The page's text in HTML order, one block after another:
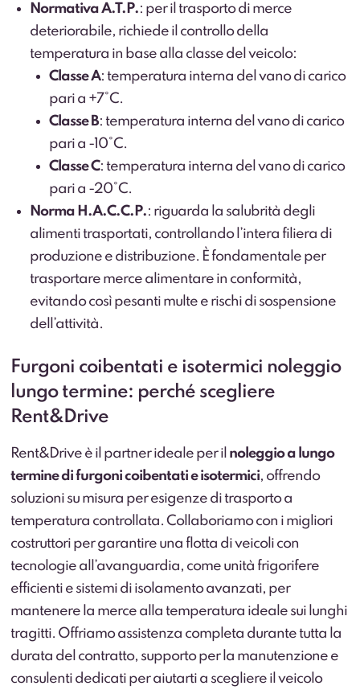
Normativa A.T.P.: per il trasporto di merce
deteriorabile, richiede il controllo della
temperatura in base alla classe del veicolo:
Classe A: temperatura interna del vano di carico
pari a +7°C.
Classe B: temperatura interna del vano di carico
pari a -10°C.
Classe C: temperatura interna del vano di carico
pari a -20°C.
Norma H.A.C.C.P.: riguarda la salubrità degli
alimenti trasportati, controllando l’intera filiera di
produzione e distribuzione. È fondamentale per
trasportare merce alimentare in conformità,
evitando così pesanti multe e rischi di sospensione
dell’attività.
Furgoni coibentati e isotermici noleggio
lungo termine: perché scegliere
Rent&Drive
Rent&Drive è il partner ideale per il noleggio a lungo
termine di furgoni coibentati e isotermici, offrendo
soluzioni su misura per esigenze di trasporto a
temperatura controllata. Collaboriamo con i migliori
costruttori per garantire una flotta di veicoli con
tecnologie all’avanguardia, come unità frigorifere
efficienti e sistemi di isolamento avanzati, per
mantenere la merce alla temperatura ideale sui lunghi
tragitti. Offriamo assistenza completa durante tutta la
durata del contratto, supporto per la manutenzione e
consulenti dedicati per aiutarti a scegliere il veicolo